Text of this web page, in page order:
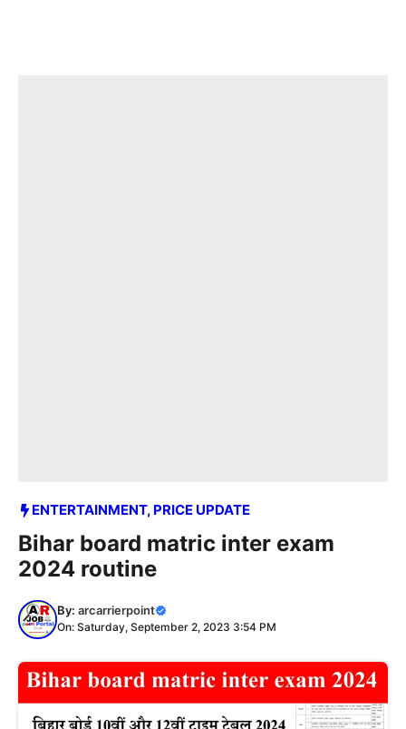
ENTERTAINMENT, PRICE UPDATE
Bihar board matric inter exam
2024 routine
By: arcarrierpoint
On: Saturday, September 2, 2023 3:54 PM